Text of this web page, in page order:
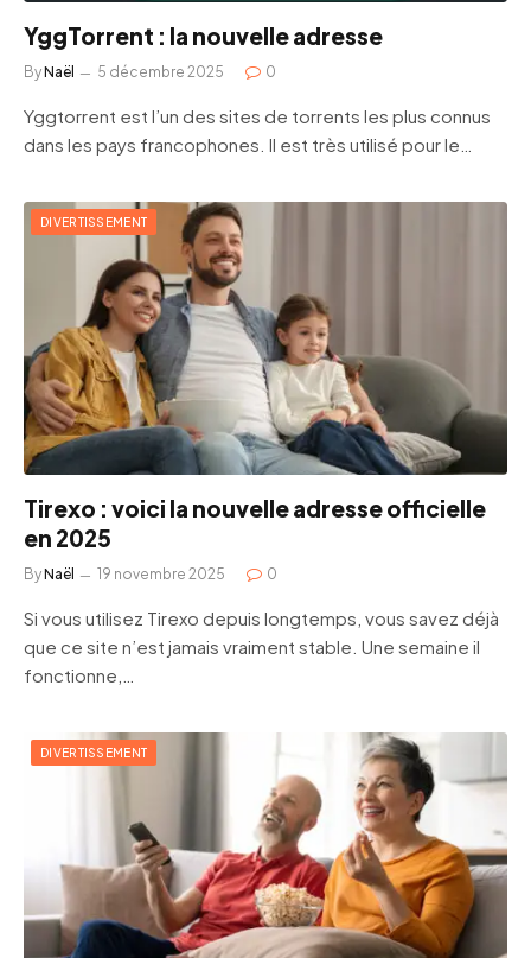
YggTorrent : la nouvelle adresse
ByNaël 5 décembre 2025 0
Yggtorrent est l’un des sites de torrents les plus connus
dans les pays francophones. Il est très utilisé pour le…
DIVERTISSEMENT
Tirexo : voici la nouvelle adresse officielle
en 2025
ByNaël 19 novembre 2025 0
Si vous utilisez Tirexo depuis longtemps, vous savez déjà
que ce site n’est jamais vraiment stable. Une semaine il
fonctionne,…
DIVERTISSEMENT